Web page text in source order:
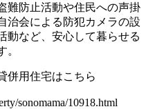
難防止活動や住民への声掛
治会による防犯カメラの設
動など、安心して暮らせる
。
併用住宅はこちら
sonomama/10918.html